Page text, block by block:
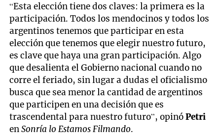
“Esta elección tiene dos claves: la primera es la
participación. Todos los mendocinos y todos los
argentinos tenemos que participar en esta
elección que tenemos que elegir nuestro futuro,
es clave que haya una gran participación. Algo
que desalienta el Gobierno nacional cuando no
corre el feriado, sin lugar a dudas el oficialismo
busca que sea menor la cantidad de argentinos
que participen en una decisión que es
trascendental para nuestro futuro”, opinóPetri
enSonría lo Estamos Filmando.